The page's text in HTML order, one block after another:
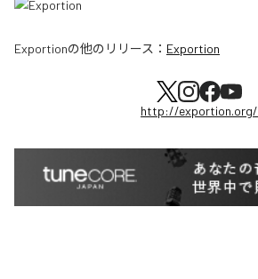
Exportionの他のリリース： Exportion
http://exportion.org/